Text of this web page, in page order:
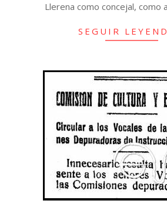
Llerena como concejal, como
SEGUIR